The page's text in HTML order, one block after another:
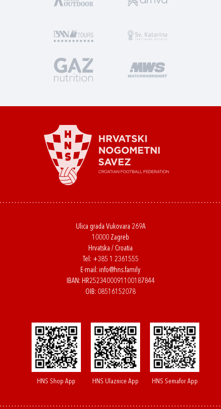
Ulica grada Vukovara 269A
10000 Zagreb
Hrvatska / Croatia
Tel: +385 1 2361555
E-mail: info@hns.family
IBAN: HR2523400091100187844
OIB: 08516152078
HNS Shop App HNS Ulaznice App HNS Semafor App